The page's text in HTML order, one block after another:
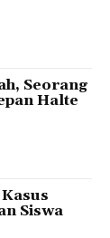
Seorang
Halte
Siswa